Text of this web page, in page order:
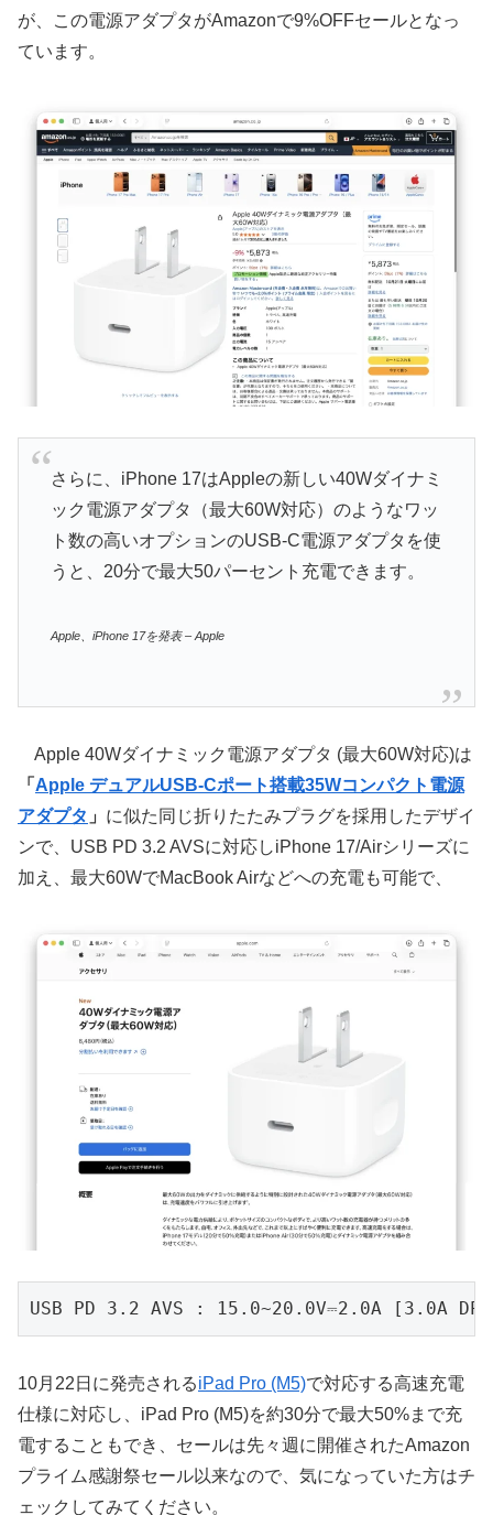
が、この電源アダプタがAmazonで9%OFFセールとなっ
ています。
さらに、iPhone 17はAppleの新しい40Wダイナミ
ック電源アダプタ（最大60W対応）のようなワッ
ト数の高いオプションのUSB-C電源アダプタを使
うと、20分で最大50パーセント充電できます。
Apple、iPhone 17を発表 – Apple
Apple 40Wダイナミック電源アダプタ (最大60W対応)は
「 Apple デュアルUSB-Cポート搭載35Wコンパクト電源
アダプタ 」 に似た同じ折りたたみプラグを採用したデザイ
ンで、USB PD 3.2 AVSに対応しiPhone 17/Airシリーズに
加え、最大60WでMacBook Airなどへの充電も可能で、
USB PD 3.2 AVS : 15.0~20.0V⎓2.0A [3.0A
10月22日に発売されるiPad Pro (M5)で対応する高速充電
仕様に対応し、iPad Pro (M5)を約30分で最大50%まで充
電することもでき、セールは先々週に開催されたAmazon
プライム感謝祭セール以来なので、気になっていた方はチ
ェックしてみてください。